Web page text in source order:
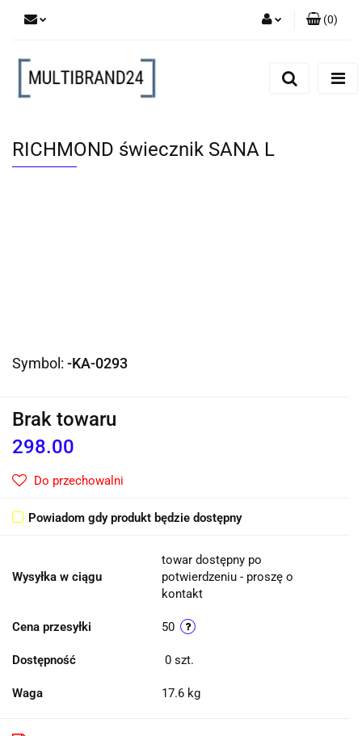
(0)
RICHMOND świecznik SANA L
Symbol: -KA-0293
Brak towaru
298.00
Do przechowalni
Powiadom gdy produkt będzie dostępny
Wysyłka w ciągu
towar dostępny po
potwierdzeniu - proszę o
kontakt
Cena przesyłki 50
Dostępność 0 szt.
Waga 17.6 kg